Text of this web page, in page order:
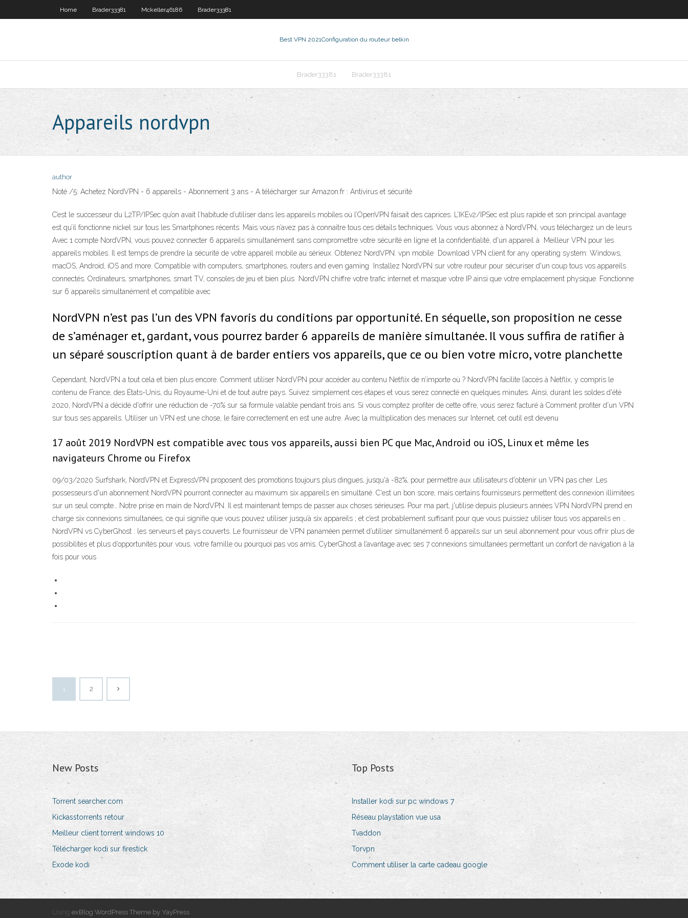
Home Brader33381 Mckeller46186 Brader33381
Best VPN 2021Configuration du routeur belkin
Brader33381 Brader33381
Appareils nordvpn
author
Noté /5: Achetez NordVPN - 6 appareils - Abonnement 3 ans - A télécharger sur Amazon.fr : Antivirus et sécurité
C’est le successeur du L2TP/IPSec qu’on avait l’habitude d’utiliser dans les appareils mobiles où l’OpenVPN faisait des caprices. L’IKEv2/IPSec est plus rapide et son principal avantage
est qu’il fonctionne nickel sur tous les Smartphones récents. Mais vous n’avez pas à connaitre tous ces détails techniques. Vous vous abonnez à NordVPN, vous téléchargez un de leurs
Avec 1 compte NordVPN, vous pouvez connecter 6 appareils simultanément sans compromettre votre sécurité en ligne et la confidentialité, d'un appareil à Meilleur VPN pour les
appareils mobiles. Il est temps de prendre la sécurité de votre appareil mobile au sérieux. Obtenez NordVPN. vpn mobile Download VPN client for any operating system: Windows,
macOS, Android, iOS and more. Compatible with computers, smartphones, routers and even gaming Installez NordVPN sur votre routeur pour sécuriser d'un coup tous vos appareils
connectés. Ordinateurs, smartphones, smart TV, consoles de jeu et bien plus NordVPN chiffre votre trafic internet et masque votre IP ainsi que votre emplacement physique. Fonctionne
sur 6 appareils simultanément et compatible avec
NordVPN n’est pas l’un des VPN favoris du conditions par opportunité. En séquelle, son proposition ne cesse
de s’aménager et, gardant, vous pourrez barder 6 appareils de manière simultanée. Il vous suffira de ratifier à
un séparé souscription quant à de barder entiers vos appareils, que ce ou bien votre micro, votre planchette
Cependant, NordVPN a tout cela et bien plus encore. Comment utiliser NordVPN pour accéder au contenu Netflix de n’importe où ? NordVPN facilite l’accès à Netflix, y compris le
contenu de France, des États-Unis, du Royaume-Uni et de tout autre pays. Suivez simplement ces étapes et vous serez connecté en quelques minutes. Ainsi, durant les soldes d'été
2020, NordVPN a décidé d'offrir une réduction de -70% sur sa formule valable pendant trois ans. Si vous comptez profiter de cette offre, vous serez facturé à Comment profiter d'un VPN
sur tous ses appareils. Utiliser un VPN est une chose, le faire correctement en est une autre. Avec la multiplication des menaces sur Internet, cet outil est devenu
17 août 2019 NordVPN est compatible avec tous vos appareils, aussi bien PC que Mac, Android ou iOS, Linux et même les
navigateurs Chrome ou Firefox
09/03/2020 Surfshark, NordVPN et ExpressVPN proposent des promotions toujours plus dingues, jusqu'à -82%, pour permettre aux utilisateurs d'obtenir un VPN pas cher. Les
possesseurs d'un abonnement NordVPN pourront connecter au maximum six appareils en simultané. C'est un bon score, mais certains fournisseurs permettent des connexion illimitées
sur un seul compte… Notre prise en main de NordVPN. Il est maintenant temps de passer aux choses sérieuses. Pour ma part, j'utilise depuis plusieurs années VPN NordVPN prend en
charge six connexions simultanées, ce qui signifie que vous pouvez utiliser jusqu’à six appareils ; et c’est probablement suffisant pour que vous puissiez utiliser tous vos appareils en …
NordVPN vs CyberGhost : les serveurs et pays couverts. Le fournisseur de VPN panaméen permet d’utiliser simultanément 6 appareils sur un seul abonnement pour vous offrir plus de
possibilités et plus d’opportunités pour vous, votre famille ou pourquoi pas vos amis. CyberGhost a l’avantage avec ses 7 connexions simultanées permettant un confort de navigation à la
fois pour vous
1 2
New Posts
Torrent searcher.com
Kickasstorrents retour
Meilleur client torrent windows 10
Télécharger kodi sur firestick
Exode kodi
Top Posts
Installer kodi sur pc windows 7
Réseau playstation vue usa
Tvaddon
Torvpn
Comment utiliser la carte cadeau google
Using exBlog WordPress Theme by YayPress